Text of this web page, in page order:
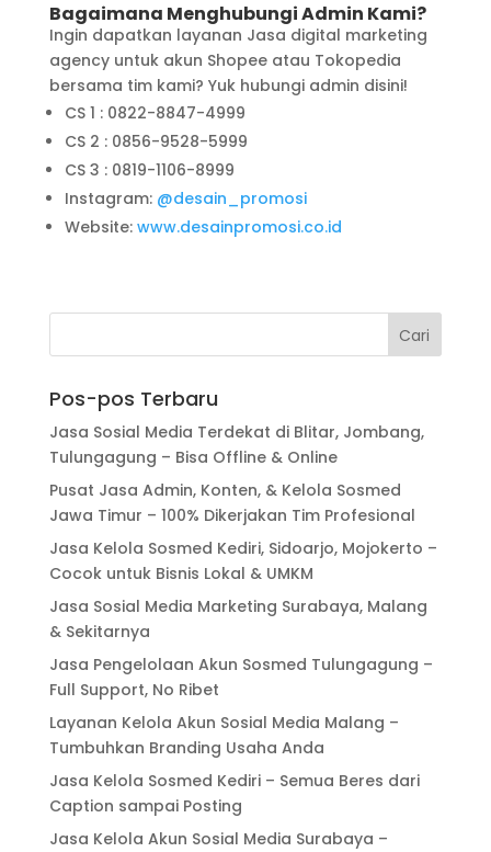
Bagaimana Menghubungi Admin Kami?
Ingin dapatkan layanan Jasa digital marketing
agency untuk akun Shopee atau Tokopedia
bersama tim kami? Yuk hubungi admin disini!
CS 1 : 0822-8847-4999
CS 2 : 0856-9528-5999
CS 3 : 0819-1106-8999
Instagram:@desain_promosi
Website: www.desainpromosi.co.id
Pos-pos Terbaru
Jasa Sosial Media Terdekat di Blitar, Jombang,
Tulungagung – Bisa Offline & Online
Pusat Jasa Admin, Konten, & Kelola Sosmed
Jawa Timur – 100% Dikerjakan Tim Profesional
Jasa Kelola Sosmed Kediri, Sidoarjo, Mojokerto –
Cocok untuk Bisnis Lokal & UMKM
Jasa Sosial Media Marketing Surabaya, Malang
& Sekitarnya
Jasa Pengelolaan Akun Sosmed Tulungagung –
Full Support, No Ribet
Layanan Kelola Akun Sosial Media Malang –
Tumbuhkan Branding Usaha Anda
Jasa Kelola Sosmed Kediri – Semua Beres dari
Caption sampai Posting
Jasa Kelola Akun Sosial Media Surabaya –